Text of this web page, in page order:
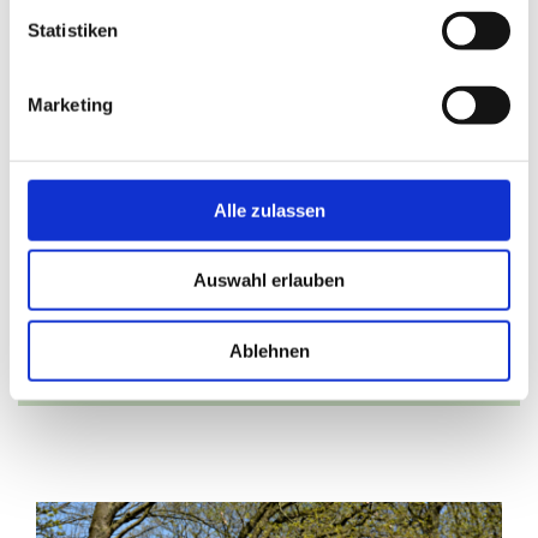
Statistiken
Marketing
Alle zulassen
Auswahl erlauben
Ablehnen
Kontaktinformationen
Schloßallee 10
19306 Friedrichsmoor
direkt zur Website